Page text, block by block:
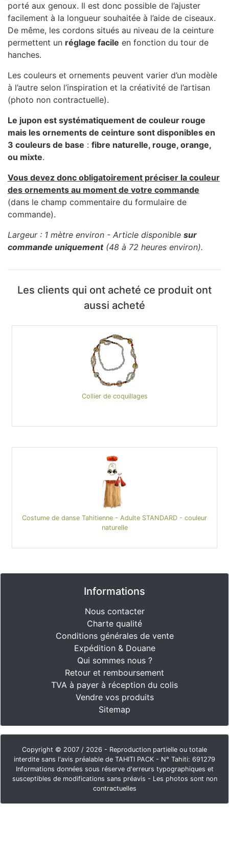
porté aux genoux. Il est donc possible de l’ajuster
facilement à la longueur souhaitée à l’aide de ciseaux.
De même, les cordons situés au niveau de la ceinture
permettent un réglage facile en fonction du tour de
hanches.
Les couleurs et ornements peuvent varier d’un modèle
à l’autre selon l’inspiration et la créativité de l’artisan
(photo non contractuelle).
Le jupon est systématiquement de couleur rouge
mais les ornements de ceinture sont disponibles en
3 couleurs de base : fibre naturelle, rouge, orange,
ou mixte.
Vous devez donc obligatoirement préciser la couleur
des ornements au moment de votre commande
(dans le champ commentaire du formulaire de
commande).
Largeur : 1 mètre environ - Article disponible sur
commande uniquement(48 à 72 heures environ).
Les clients qui ont acheté ce produit ont
aussi acheté
Collier de coquillages
Costume de danse Tahitienne - Adulte STANDARD - couleur
naturelle
Informations
Nous contacter
Charte qualité
Conditions générales de vente
Expédition & Douane
Qui sommes nous ?
Retour et remboursement
TVA à payer à réception du colis
Vendre vos produits
Sitemap
Copyright © 2007 / 2026 - Reproduction partielle ou totale
interdite sans l'avis préalable de TAHITI PACK - N° Tahiti: 691279
Informations données sous réserve d'erreurs typographiques et
susceptibles de modifications sans préavis - Les photos sont non
contractuelles